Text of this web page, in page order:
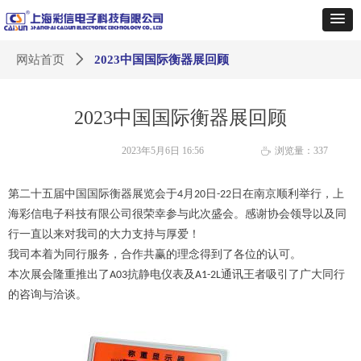
2023中国国际衡器展回顾
第二十五届中国国际衡器展览会于4月 20 日 -22 日在南京顺利举行，上
海彩信电子科技有限公司很荣幸参与此次盛会。感谢协会领导以及同
行一直以来对我司的大力支持与厚爱 ！
我司本着为同行服务 ，合作共赢的理念得到了各位的认可。
本次展会隆重推出 了 A03抗静电仪表及A1-2L通讯王者吸引了广大同行
的咨询与洽谈。
2023年5月6日 16:56 ꄘ 浏览量： 337
网站首页 ꄲ 2023中国国际衡器展回顾